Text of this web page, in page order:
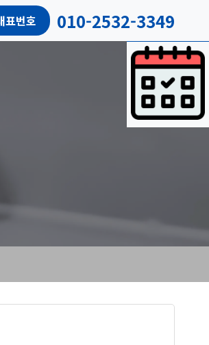
표번호 010-2532-3349